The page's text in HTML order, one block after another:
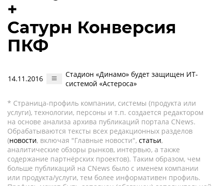
+
Сатурн Конверсия
ПКФ
14.11.2016
Стадион «Динамо» будет защищен ИТ-
системой «Астероса»
* Страница-профиль компании, системы (продукта или
услуги), технологии, персоны и т.п. создается редактором
на основе анализа архива публикаций портала CNews.
Обрабатываются тексты всех редакционных разделов
(новости, включая "Главные новости", статьи,
аналитические обзоры рынков, интервью, а также
содержание партнёрских проектов). Таким образом, чем
больше публикаций на CNews было с именем компании
или продукта/услуги, тем более информативен профиль.